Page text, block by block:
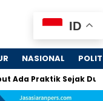
NASIONAL
Sejak Dulu
ID